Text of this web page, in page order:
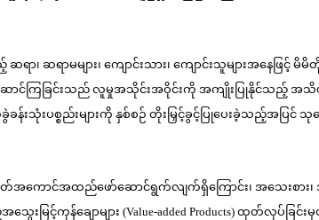
ျား၊ ကျောင်းသား၊ ကျောင်းသူများအနေဖြင့် မိ
ကြခြင်းသည် လူမှုအသိုင်းအဝိုင်းကို အကျိုးပြုနိုင်သည့် အသိပ
ပစ္စည်းများကို နှစ်စဉ် တိုးမြှင့်ခွင့်ပြုပေးခဲ့သည့်အပြင် သု
တ်အကောင်အထည်ဖော်ဆောင်ရွက်လျက်ရှိကြောင်း၊ အသေးစား
င့်ကုန်ချောများ (Value-added Products) ထုတ်လုပ်ခြ